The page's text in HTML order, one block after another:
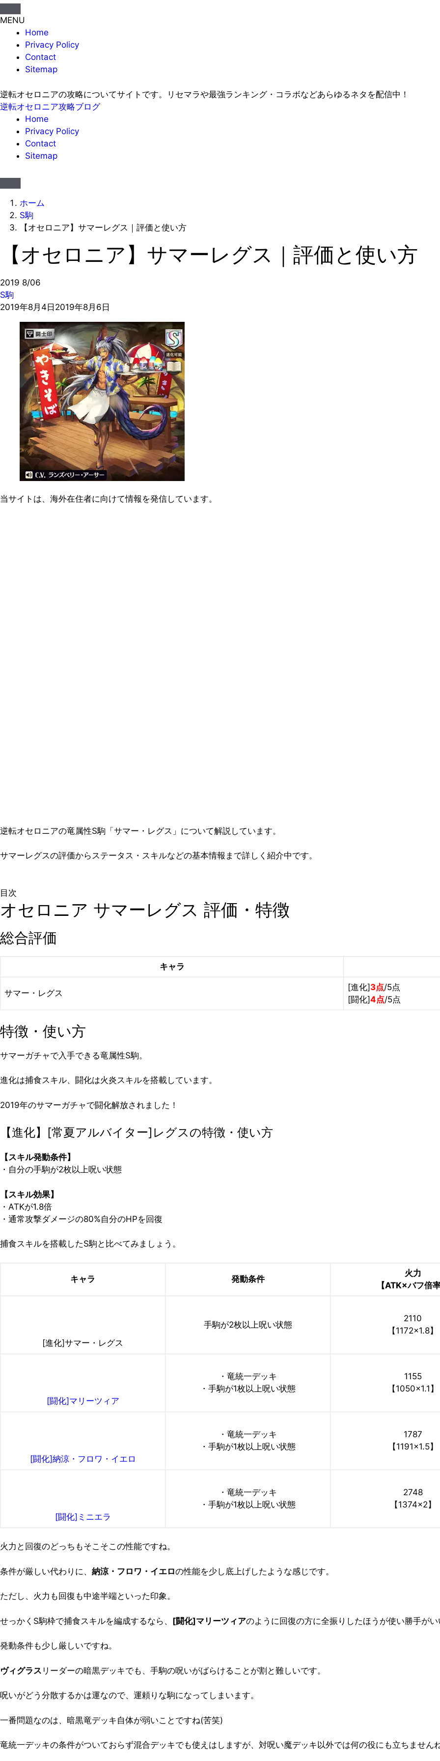
MENU
Home
Privacy Policy
Contact
Sitemap
逆転オセロニアの攻略についてサイトです。リセマラや最強ランキング・コラボなどあらゆるネタを配信中！
逆転オセロニア攻略ブログ
Home
Privacy Policy
Contact
Sitemap
ホーム
S駒
【オセロニア】サマーレグス｜評価と使い方
【オセロニア】サマーレグス｜評価と使い方
2019 8/06
S駒
2019年8月4日 2019年8月6日
当サイトは、海外在住者に向けて情報を発信しています。
逆転オセロニアの竜属性S駒「サマー・レグス」について解説しています。
サマーレグスの評価からステータス・スキルなどの基本情報まで詳しく紹介中です。
目次
オセロニア サマーレグス 評価・特徴
総合評価
キャラ
サマー・レグス
[進化] 3点/5点
[闘化]4点/5点
特徴・使い方
サマーガチャで入手できる竜属性S駒。
進化は捕食スキル、闘化は火炎スキルを搭載しています。
2019年のサマーガチャで闘化解放されました！
【進化】[常夏アルバイター]レグスの特徴・使い方
【スキル発動条件】
・自分の手駒が2枚以上呪い状態
【スキル効果】
・ATKが1.8倍
・通常攻撃ダメージの80%自分のHPを回復
捕食スキルを搭載したS駒と比べてみましょう。
キャラ 発動条件
火力
【ATK×バフ倍
[進化]サマー・レグス
手駒が2枚以上呪い状態
2110
【1172×1.8】
[闘化]マリーツィア
・竜統一デッキ
・手駒が1枚以上呪い状態
1155
【1050×1.1】
[闘化]納涼・フロワ・イエロ
・竜統一デッキ
・手駒が1枚以上呪い状態
1787
【1191×1.5】
[闘化]ミニエラ
・竜統一デッキ
・手駒が1枚以上呪い状態
2748
【1374×2】
火力と回復のどっちもそこそこの性能ですね。
条件が厳しい代わりに、 納涼・フロワ・イエロの性能を少し底上げしたような感じです。
ただし、火力も回復も中途半端といった印象。
せっかくS駒枠で捕食スキルを編成するなら、 [闘化]マリーツィアのように回復の方に全振りしたほうが使い勝手が
発動条件も少し厳しいですね。
ヴィグラス リーダーの暗黒デッキでも、手駒の呪いがばらけることが割と難しいです。
呪いがどう分散するかは運なので、運頼りな駒になってしまいます。
一番問題なのは、暗黒竜デッキ自体が弱いことですね(苦笑)
竜統一デッキの条件がついておらず混合デッキでも使えはしますが、対呪い魔デッキ以外では何の役にも立ちません